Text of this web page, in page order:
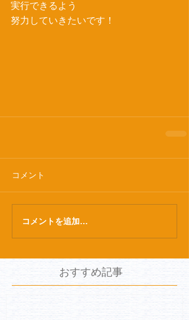
実行できるよう
努力していきたいです！
コメント
コメントを追加…
おすすめ記事